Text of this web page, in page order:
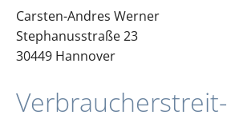
Carsten-Andres Werner
Stephanusstraße 23
30449 Hannover
Verbraucher­streit­